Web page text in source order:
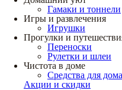
Гамаки и тоннели
Игры и развлечения
Игрушки
Прогулки и
Переноски
Рулетки и шлеи
Чистота в доме
Средства для
Акции и скидки